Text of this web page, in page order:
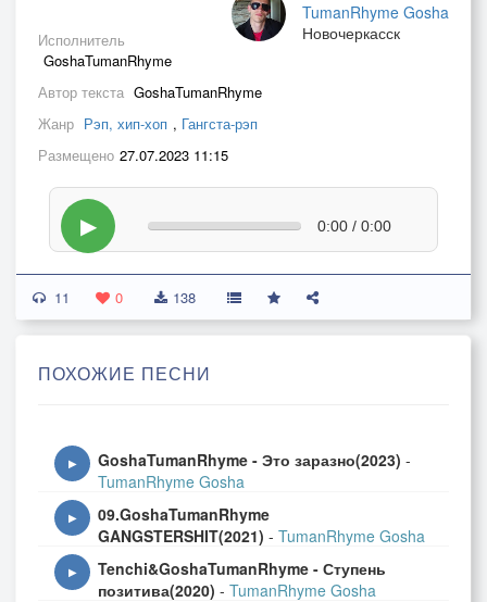
TumanRhyme Gosha
Новочеркасск
Исполнитель
GoshaTumanRhyme
Автор текста GoshaTumanRhyme
Жанр Рэп, хип-хоп , Гангста-рэп
Размещено 27.07.2023 11:15
▶ 0:00 / 0:00
11 0 138
ПОХОЖИЕ ПЕСНИ
▶ GoshaTumanRhyme - Это заразно(2023) -
TumanRhyme Gosha
▶
09.GoshaTumanRhyme
GANGSTERSHIT(2021) - TumanRhyme Gosha
▶
Tenchi&GoshaTumanRhyme - Ступень
позитива(2020) - TumanRhyme Gosha